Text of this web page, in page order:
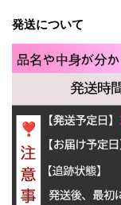
発送について